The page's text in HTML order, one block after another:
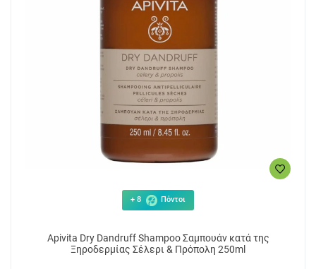
+ 8 Πόντοι
Apivita Dry Dandruff Shampoo Σαμπουάν κατά της
Ξηροδερμίας Σέλερι & Πρόπολη 250ml